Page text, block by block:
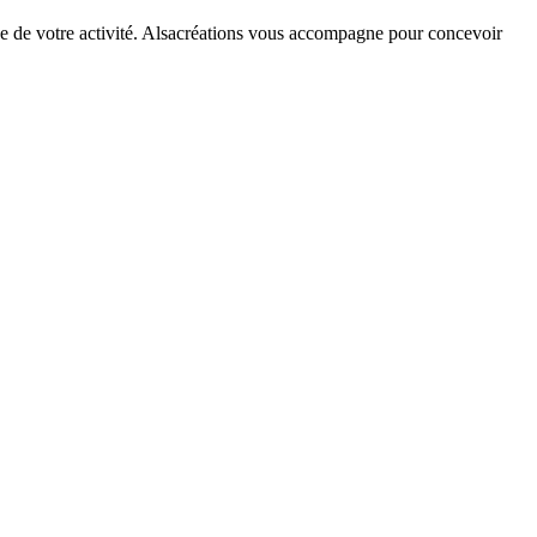
votre activité. Alsacréations vous accompagne pour concevoir